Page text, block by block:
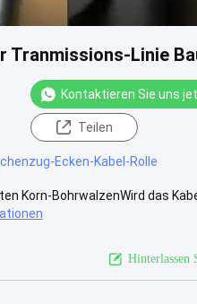
Tranmissions-Linie
Kontaktieren Sie uns
Teilen
Ecken-Kabel-Rolle
Korn-BohrwalzenWird das
Hinterlassen